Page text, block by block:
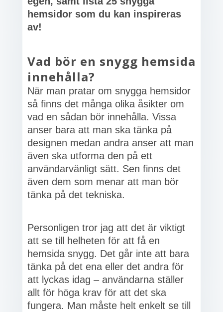
hemsidor som du kan inspireras
av!
Vad bör en snygg hemsida
innehålla?
När man pratar om snygga hemsidor
så finns det många olika åsikter om
vad en sådan bör innehålla. Vissa
anser bara att man ska tänka på
designen medan andra anser att man
även ska utforma den på ett
användarvänligt sätt. Sen finns det
även dem som menar att man bör
tänka på det tekniska.
Personligen tror jag att det är viktigt
att se till helheten för att få en
hemsida snygg. Det går inte att bara
tänka på det ena eller det andra för
att lyckas idag – användarna ställer
allt för höga krav för att det ska
fungera. Man måste helt enkelt se till